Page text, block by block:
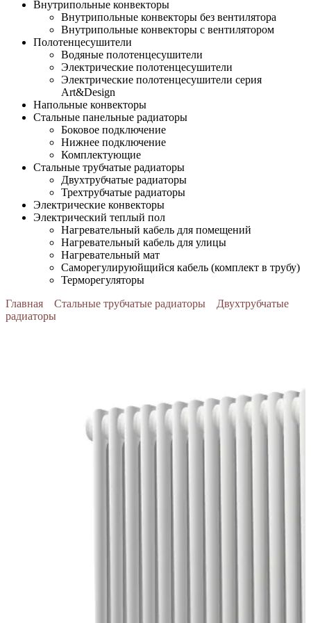
Внутрипольные конвекторы
Внутрипольные конвекторы без вентилятора
Внутрипольные конвекторы с вентилятором
Полотенцесушители
Водяные полотенцесушители
Электрические полотенцесушители
Электрические полотенцесушители серия
Art&Design
Напольные конвекторы
Стальные панельные радиаторы
Боковое подключение
Нижнее подключение
Комплектующие
Стальные трубчатые радиаторы
Двухтрубчатые радиаторы
Трехтрубчатые радиаторы
Электрические конвекторы
Электрический теплый пол
Нагревательный кабель для помещений
Нагревательный кабель для улицы
Нагревательный мат
Cаморегулируюйщийся кабель (комплект в трубу)
Терморегуляторы
Главная
Стальные трубчатые радиаторы
Двухтрубчатые
радиаторы